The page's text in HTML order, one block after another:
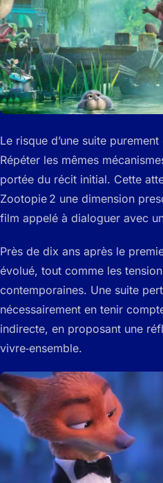
Le risque d’une suite
Répéter les mêmes
portée du récit initial. Cette
Zootopie 2 une dimension
film appelé à dialoguer avec
Près de dix ans après le
évolué, tout comme les
contemporaines. Une suite
nécessairement en tenir
indirecte, en proposant une
vivre‑ensemble.